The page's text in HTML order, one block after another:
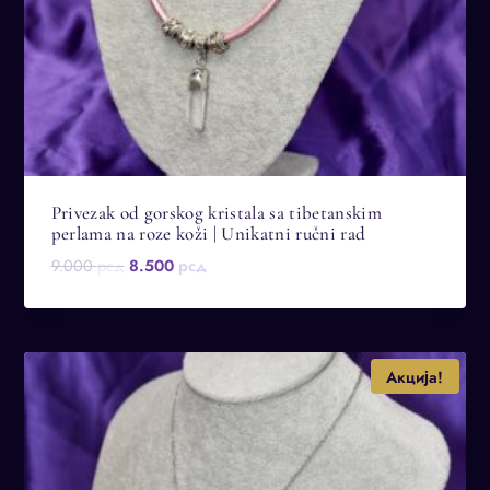
Privezak od gorskog kristala sa tibetanskim
perlama na roze koži | Unikatni ručni rad
9.000рсд Оригинална
је
9.000 рсд.
8.500 рсдТренутна
је:
Акција!